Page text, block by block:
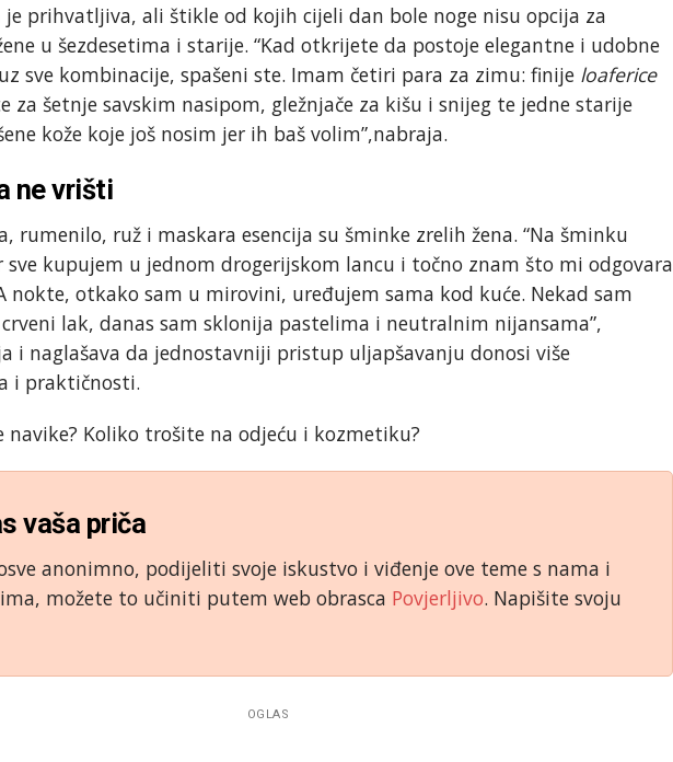
prihvatljiva, ali štikle od kojih cijeli dan bole noge nisu opcija za
u šezdesetima i starije. “Kad otkrijete da postoje elegantne i udobne
sve kombinacije, spašeni ste. Imam četiri para za zimu: finije loaferice
za šetnje savskim nasipom, gležnjače za kišu i snijeg te jedne starije
kože koje još nosim jer ih baš volim”,nabraja.
ne vrišti
rumenilo, ruž i maskara esencija su šminke zrelih žena. “Na šminku
kupujem u jednom drogerijskom lancu i točno znam što mi odgovara
nokte, otkako sam u mirovini, uređujem sama kod kuće. Nekad sam
lak, danas sam sklonija pastelima i neutralnim nijansama”,
i naglašava da jednostavniji pristup uljapšavanju donosi više
i praktičnosti.
navike? Koliko trošite na odjeću i kozmetiku?
vaša priča
anonimno, podijeliti svoje iskustvo i viđenje ove teme s nama i
možete to učiniti putem web obrasca Povjerljivo. Napišite svoju
OGLAS